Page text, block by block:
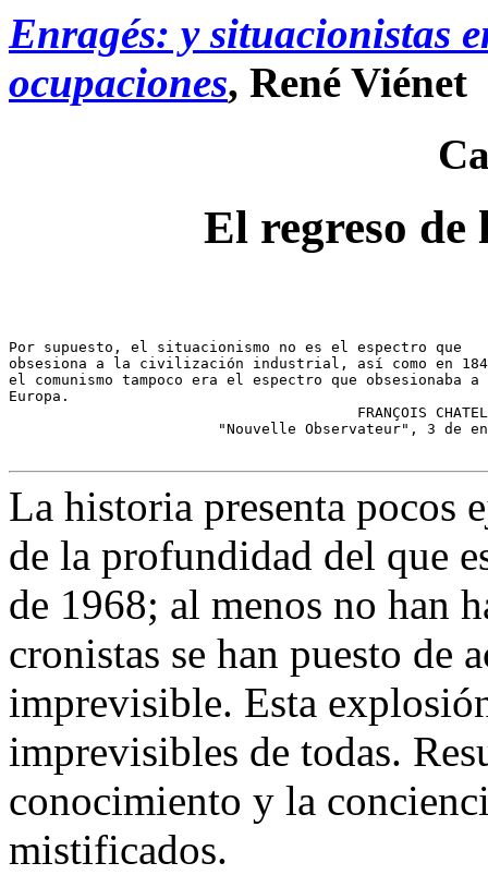
Enragés: y situacionistas
ocupaciones, René Viénet
El regreso de
Por supuesto, el situacionismo no es el espectro que
obsesiona a la civilización industrial, así como en
el comunismo tampoco era el espectro que obsesionaba a
Europa.
La historia presenta pocos
de la profundidad del que
de 1968; al menos no han
cronistas se han puesto de
imprevisible. Esta
imprevisibles de todas.
conocimiento y la
mistificados.